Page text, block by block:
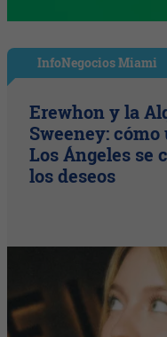
InfoNegocios Miami
Erewhon y la
Sweeney:
Los Ángeles se
los deseos